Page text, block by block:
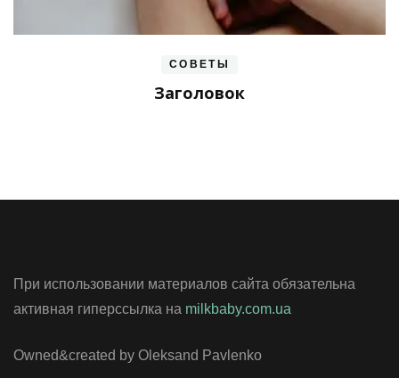
СОВЕТЫ
Заголовок
При использовании материалов сайта обязательна
активная гиперссылка на milkbaby.com.ua
Owned&created by Oleksand Pavlenko